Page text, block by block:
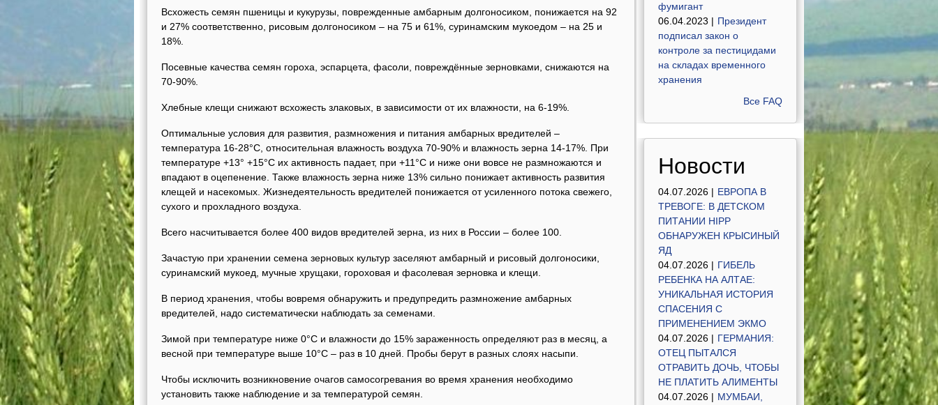
Всхожесть семян пшеницы и кукурузы, поврежденные амбарным долгоносиком, понижается на 92
и 27% соответственно, рисовым долгоносиком – на 75 и 61%, суринамским мукоедом – на 25 и
18%.
Посевные качества семян гороха, эспарцета, фасоли, повреждённые зерновками, снижаются на
70-90%.
Хлебные клещи снижают всхожесть злаковых, в зависимости от их влажности, на 6-19%.
Оптимальные условия для развития, размножения и питания амбарных вредителей –
температура 16-28°С, относительная влажность воздуха 70-90% и влажность зерна 14-17%. При
температуре +13° +15°С их активность падает, при +11°С и ниже они вовсе не размножаются и
впадают в оцепенение. Также влажность зерна ниже 13% сильно понижает активность развития
клещей и насекомых. Жизнедеятельность вредителей понижается от усиленного потока свежего,
сухого и прохладного воздуха.
Всего насчитывается более 400 видов вредителей зерна, из них в России – более 100.
Зачастую при хранении семена зерновых культур заселяют амбарный и рисовый долгоносики,
суринамский мукоед, мучные хрущаки, гороховая и фасолевая зерновка и клещи.
В период хранения, чтобы вовремя обнаружить и предупредить размножение амбарных
вредителей, надо систематически наблюдать за семенами.
Зимой при температуре ниже 0°С и влажности до 15% зараженность определяют раз в месяц, а
весной при температуре выше 10°С – раз в 10 дней. Пробы берут в разных слоях насыпи.
Чтобы исключить возникновение очагов самосогревания во время хранения необходимо
установить также наблюдение и за температурой семян.
фумигант
06.04.2023 | Президент
подписал закон о
контроле за пестицидами
на складах временного
хранения
Все FAQ
Новости
04.07.2026 | ЕВРОПА В
ТРЕВОГЕ: В ДЕТСКОМ
ПИТАНИИ HIPP
ОБНАРУЖЕН КРЫСИНЫЙ
ЯД
04.07.2026 | ГИБЕЛЬ
РЕБЕНКА НА АЛТАЕ:
УНИКАЛЬНАЯ ИСТОРИЯ
СПАСЕНИЯ С
ПРИМЕНЕНИЕМ ЭКМО
04.07.2026 | ГЕРМАНИЯ:
ОТЕЦ ПЫТАЛСЯ
ОТРАВИТЬ ДОЧЬ, ЧТОБЫ
НЕ ПЛАТИТЬ АЛИМЕНТЫ
04.07.2026 | МУМБАИ,